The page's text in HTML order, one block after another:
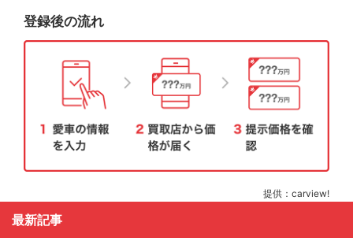
登録後の流れ
提供：carview!
最新記事